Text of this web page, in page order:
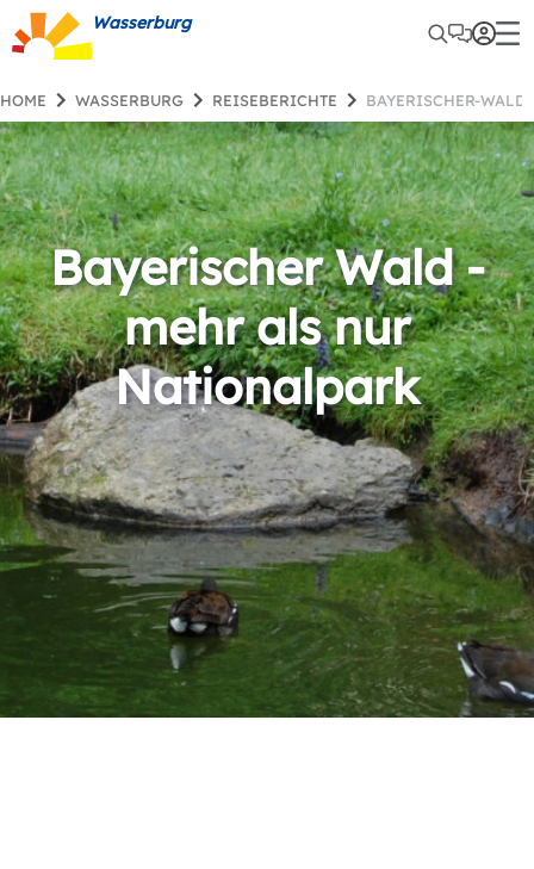
Wasserburg
HOME WASSERBURG REISEBERICHTE BAYERISCHER-
Bayerischer Wald -
mehr als nur
Nationalpark